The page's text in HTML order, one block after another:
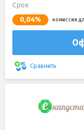
Срок
0,04% комиссия
Сравнить